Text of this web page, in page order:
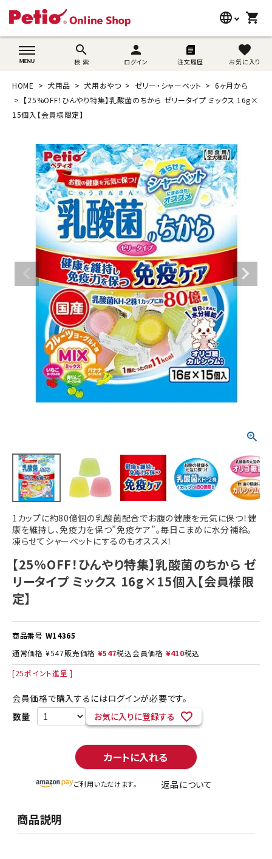
language
wovn-lang-name
shopping_cart
search
検 索
person
ログイン 注文履歴
favorite
お気に入り
search
猫用品
ブランド別に探す
目的別に探す
SNS
ご利用案内
ACCOUNT MENU
ようこそ ゲスト 様
ログイン person 新規会員登録
HOME 犬用品 犬用おやつ ゼリー・シャーベット
6ヶ月から
【25%OFF！ひんやり特集】乳酸菌のちから ゼリータイプ ミックス 16g×
15個入【会員様限定】
1カップに約80億個の乳酸菌配合でお腹の健康を元気に保つ！健
康を維持し、免疫力を保つ”免疫ケア”。毎日こまめに水分補給。
凍らせてシャーベットにするのもオススメ！
【25%OFF！ひんやり特集】乳酸菌のちから ゼ
リータイプ ミックス 16g×15個入【会員様限
定】
商品番号 W14365
通常価格 ¥547販売価格 ¥547税込会員価格 ¥410税込
[25ポイント進呈 ]
会員価格で購入するにはログインが必要です。
お気に入りに登録する
カートに入れる
ご利用いただけます。 返品について
商品説明